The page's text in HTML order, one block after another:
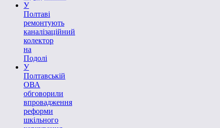
У
Полтаві
ремонтують
каналізаційний
колектор
на
Подолі
У
Полтавській
ОВА
обговорили
впровадження
реформи
шкільного